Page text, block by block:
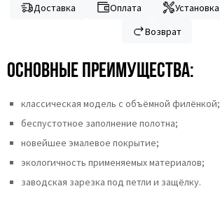
Доставка
Оплата Установка
Возврат
Основные преимущества:
классическая модель с объёмной филёнкой;
беспустотное заполнение полотна;
новейшее эмалевое покрытие;
экологичность применяемых материалов;
заводская зарезка под петли и защёлку.